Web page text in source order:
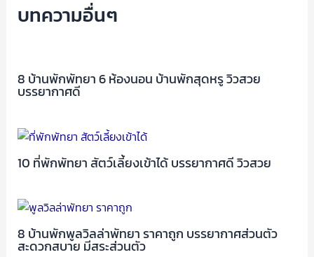
บทความอื่นๆ
8 บ้านพักพัทยา 6 ห้องนอน บ้านพักสุดหรู วิวสวย
บรรยากาศดี
10 ที่พักพัทยา สัตว์เลี้ยงเข้าได้ บรรยากาศดี วิวสวย
8 บ้านพักพูลวิลล่าพัทยา ราคาถูก บรรยากาศส่วนตัว
สะดวกสบาย มีสระส่วนตัว